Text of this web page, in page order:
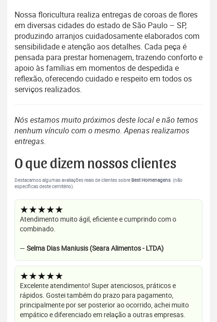
Nossa floricultura realiza entregas de coroas de flores
em diversas cidades do estado de São Paulo – SP,
produzindo arranjos cuidadosamente elaborados com
sensibilidade e atenção aos detalhes. Cada peça é
pensada para prestar homenagem, trazendo conforto e
apoio às famílias em momentos de despedida e
reflexão, oferecendo cuidado e respeito em todos os
serviços realizados.
Nós estamos muito próximos deste local e não temos
nenhum vínculo com o mesmo. Apenas realizamos
entregas.
O que dizem nossos clientes
Destacamos algumas avaliações reais de clientes sobreBest Homenagens. (não
específicas deste cemitério).
★★★★★
Atendimento muito ágil, eficiente e cumprindo com o
combinado.
— Selma Dias Maniusis (Seara Alimentos - LTDA)
★★★★★
Excelente atendimento! Super atenciosos, práticos e
rápidos. Gostei também do prazo para pagamento,
principalmente por ser posterior ao ocorrido, achei muito
empático e diferenciado em relação a outras empresas.